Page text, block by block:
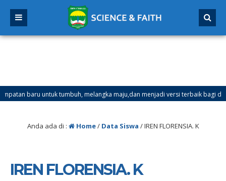
baru untuk tumbuh, melangka maju,dan menjadi versi terbaik bagi dirimu.
Ganjil Mulai Tanggal 21 Desember 2025 sd Tanggal 4 Januari 2026
Anda ada di : Home/ Data Siswa /IREN FLORENSIA. K
IREN FLORENSIA. K